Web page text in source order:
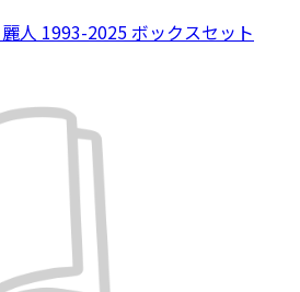
人 1993-2025 ボックスセット